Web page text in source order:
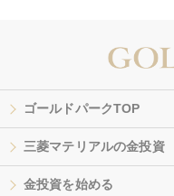
ゴールドパークTOP
三菱マテリアルの金投資
金投資を始める